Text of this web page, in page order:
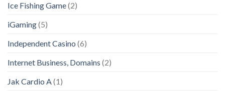
Ice Fishing Game(2)
iGaming(5)
Independent Casino (6)
Internet Business, Domains (2)
Jak Cardio A(1)